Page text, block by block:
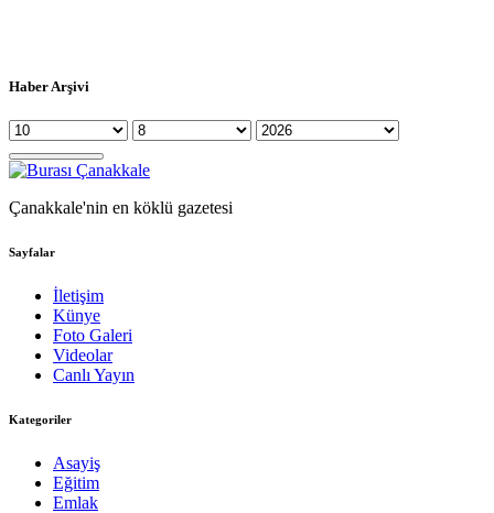
Haber Arşivi
Çanakkale'nin en köklü gazetesi
Sayfalar
İletişim
Künye
Foto Galeri
Videolar
Canlı Yayın
Kategoriler
Asayiş
Eğitim
Emlak